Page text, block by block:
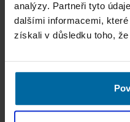
analýzy. Partneři tyto
dalšími informacemi,
získali v důsledku toho,